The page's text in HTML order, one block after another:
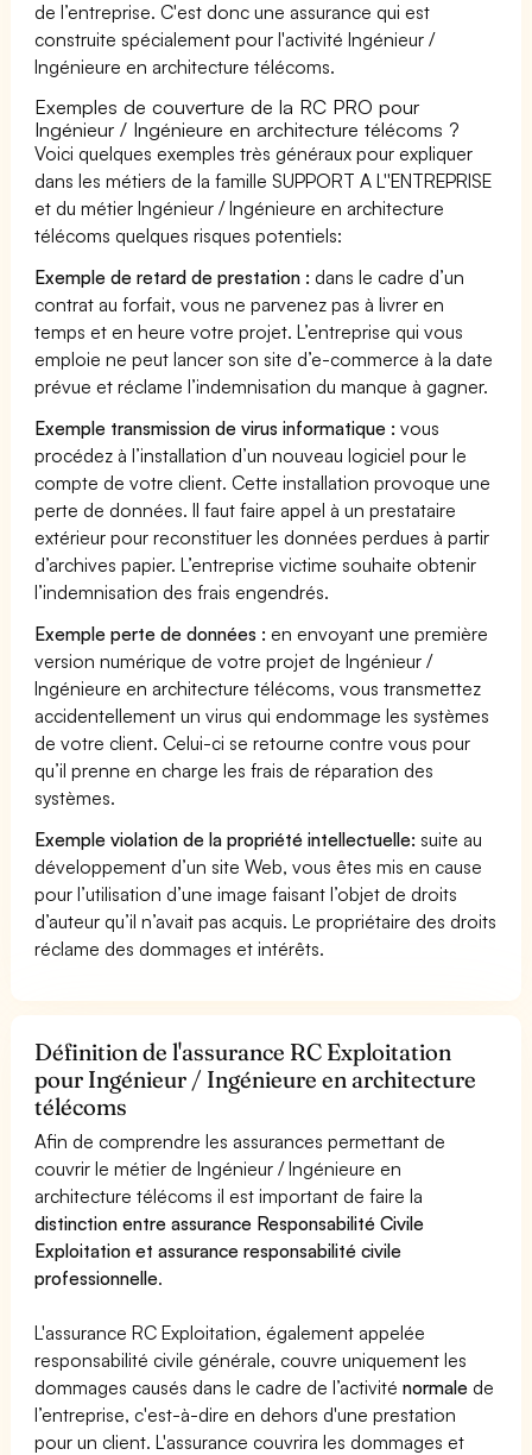
de l’entreprise. C'est donc une assurance qui est
construite spécialement pour l'activité Ingénieur /
Ingénieure en architecture télécoms.
Exemples de couverture de la RC PRO pour
Ingénieur / Ingénieure en architecture télécoms ?
Voici quelques exemples très généraux pour expliquer
dans les métiers de la famille SUPPORT A L''ENTREPRISE
et du métier Ingénieur / Ingénieure en architecture
télécoms quelques risques potentiels:
Exemple de retard de prestation : dans le cadre d’un
contrat au forfait, vous ne parvenez pas à livrer en
temps et en heure votre projet. L’entreprise qui vous
emploie ne peut lancer son site d’e-commerce à la date
prévue et réclame l’indemnisation du manque à gagner.
Exemple transmission de virus informatique : vous
procédez à l’installation d’un nouveau logiciel pour le
compte de votre client. Cette installation provoque une
perte de données. Il faut faire appel à un prestataire
extérieur pour reconstituer les données perdues à partir
d’archives papier. L’entreprise victime souhaite obtenir
l’indemnisation des frais engendrés.
Exemple perte de données : en envoyant une première
version numérique de votre projet de Ingénieur /
Ingénieure en architecture télécoms, vous transmettez
accidentellement un virus qui endommage les systèmes
de votre client. Celui-ci se retourne contre vous pour
qu’il prenne en charge les frais de réparation des
systèmes.
Exemple violation de la propriété intellectuelle: suite au
développement d’un site Web, vous êtes mis en cause
pour l’utilisation d’une image faisant l’objet de droits
d’auteur qu’il n’avait pas acquis. Le propriétaire des droits
réclame des dommages et intérêts.
Définition de l'assurance RC Exploitation
pour Ingénieur / Ingénieure en architecture
télécoms
Afin de comprendre les assurances permettant de
couvrir le métier de Ingénieur / Ingénieure en
architecture télécoms il est important de faire la
distinction entre assurance Responsabilité Civile
Exploitation et assurance responsabilité civile
professionnelle.
L'assurance RC Exploitation, également appelée
responsabilité civile générale, couvre uniquement les
dommages causés dans le cadre de l’activiténormale de
l’entreprise, c'est-à-dire en dehors d'une prestation
pour un client. L'assurance couvrira les dommages et